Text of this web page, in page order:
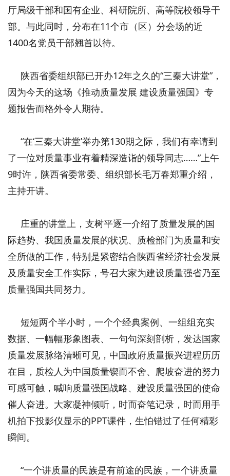
厅局级干部和国有企业、科研院所、高等院校领导干
部。与此同时，分布在11个市（区）分会场的近
1400名党员干部翘首以待。
陕西省委组织部已开办12年之久的“三秦大讲堂”，
因为今天的这场《推动质量发展 建设质量强国》专
题报告而格外令人期待。
“在‘三秦大讲堂’举办第130期之际，我们有幸请到
了一位对质量事业有着精深造诣的领导同志……”上午
9时许，陕西省委常委、组织部长毛万春郑重介绍，
主持开讲。
庄重的讲堂上，支树平逐一介绍了质量发展的国
际趋势、我国质量发展的状况、质检部门为质量和安
全所做的工作，特别是紧密结合陕西省经济社会发展
及质量安全工作实际，号召大家为建设质量强省乃至
质量强国共同努力。
短短两个半小时，一个个经典案例、一组组充实
数据、一幅幅形象图表、一句句深刻剖析，发达国家
质量发展脉络清晰可见，中国政府质量振兴进程历历
在目，质检人为中国质量锲而不舍、爬坡奋进的努力
可感可触，喊响质量强国战略、建设质量强国的使命
催人奋进。大家凝神倾听，时而奋笔记录，时而用手
机拍下投影仪显示的PPT课件，生怕错过了任何精彩
瞬间。
“一个讲质量的民族是有前途的民族，一个讲质量